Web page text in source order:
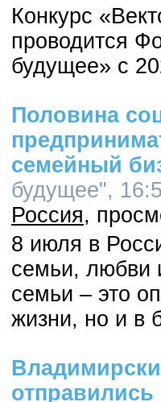
Конкурс
проводится
будущее» с
Половина
семейный
будущее",
Россия
8 июля в
семьи, любви
семьи – это
жизни, но и в